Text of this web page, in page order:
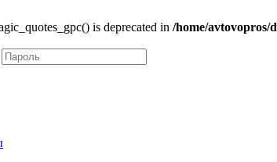
is deprecated in /home/avtovopros/